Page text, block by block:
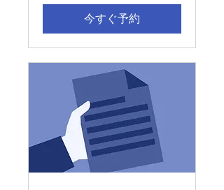
今すぐ予約